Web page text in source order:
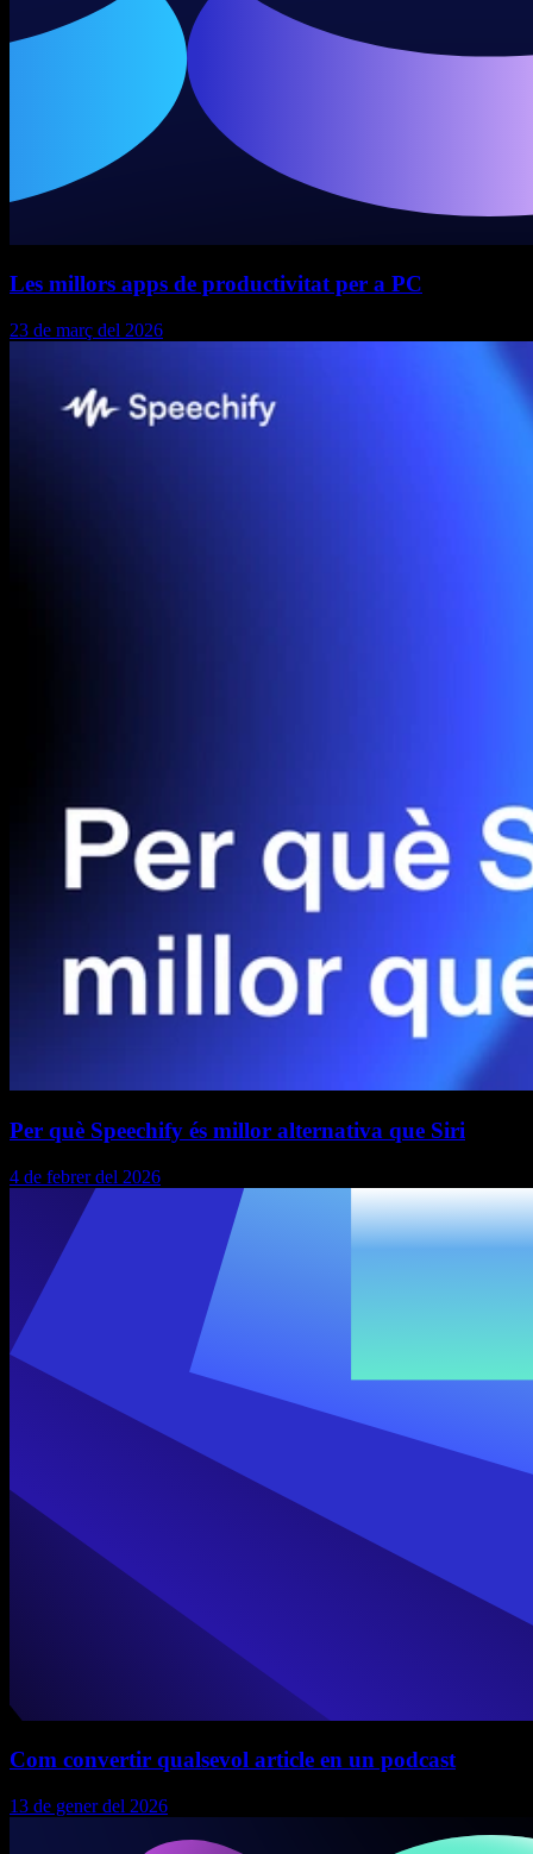
Les millors apps de productivitat per a PC
23 de març del 2026
Per què Speechify és millor alternativa que Siri
4 de febrer del 2026
Com convertir qualsevol article en un podcast
13 de gener del 2026